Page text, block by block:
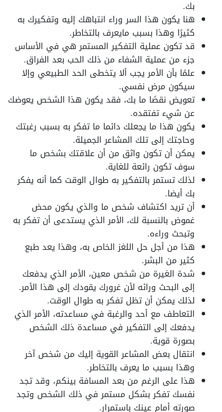
بك.
هنا يكون هذا السر وراء انتباهك إليه وتفكيرك به
كثيرًا وهذا بسبب مايعرف بالتخاطر.
قد تكون عملية التفكير المستمر هي في الأساس
جزء من عملية الشفاء من ذلك الحب بعد الفراق.
علمًا بأن الأمر يجب ألا يتخطى الحد الطبيعي وإلا
سيكون مرض نفسي.
تعويض نقصًا ما بك، فقد يكون هذا الشخص يعوضك
عن شيء تفتقده.
يكون هذا ما يجعلك دائما ما تفكر به بسبب رغبتك
وحاجتك إلى تلك المشاعر الجميلة.
يمكن أن تكون واثق من أن علاقتك بشخص ما
سوف تكون رائعة للغاية.
لذلك تستمر بالتفكير به طوال الوقت كما أنه يفكر
بك أيضا.
أن تريد اكتشاف شخص ما والذي يكون محض
غموض بالنسبة لك، الأمر الذي يستدعى أن تفكر به
وتبحث وراءه.
هذا من أجل حل اللغز الخاص به، وهذا يعد طبع
كثير من البشر.
شدة الغيرة من شخص معين، الأمر الذي يدفعك
إلى البحث ورائه لأن غرورك يقودك إلى هذا الأمر.
لذلك يمكن أن تظل تفكر به طوال الوقت.
التعاطف مع أحد والرغبة في مساعدته، الأمر الذي
يدفعك إلى التفكير في مساعدة ذلك الشخص
بصورة قوية.
انتقال بعض المشاعر القوية إليك من شخص آخر
وهذا بسبب ما يعرف بالتخاطر.
هذا على الرغم من بعد المسافة بينكم، وقد تجد
نفسك تفكر بشكل مستمر في ذلك الشخص وتجد
صورته أمام عينك باستمرار.